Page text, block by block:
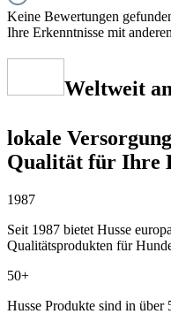
Keine Bewertungen
Ihre Erkenntnisse mit
Weltweit
lokale Versorgung
Qualität für Ihre
1987
Seit 1987 bietet Husse
Qualitätsprodukten für
50+
Husse Produkte sind in über